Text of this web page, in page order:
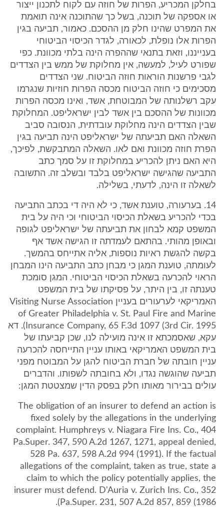
בחלקן המכריע, הפרות של חוזה עם לקוח לתכנון ייצור
או אספקה של תוכנה, בשל כך שהתוכנה אינה תואמת
את המפרט שהינו חלק מן ההסכם. כאמור, תביעה בגין
הפרות אלו נופלת, לכאורה, לגדר הכיסוי הביטוחי
בענייננו, וזאת בתנאי שההפרה הינה בלתי מכוונת. כפי
שפורט לעיל, למעשה, אין מחלוקת של ממש בין הצדדים
לגבי פרשנות הוראות חוזה הביטוח. שני הצדדים
מסכימים כי חוזה הביטוח מכסה הפרות חוזיות שנגרמו
עקב רשלנותה של המבוטחת, אשד, ואינו מכסה הפרות
מכוונות של ההסכם בין אשד לבין ישראליפט. המחלוקת
שבין הצדדים הינה מחלוקת עובדתית, הנסובה סביב
השאלה האם תביעתה של ישראליפט הינה תביעה בגין
הפרת חוזה מכוונת ואם לאו. השאלה המתבקשת, לפיכך,
היא האם ניתן להכריע במחלוקת זו על סמך כתב
התביעה שהגישה ישראליפט בלבד ובשלב זה. התשובה
לשאלה זו הינה, לדעתי, בשלילה.
14. בערעורה, טוענת אשד, כי לא היה די בכתב התביעה
בכדי להכריע בשאלת הכיסוי הביטוחי וכי היה על בית
המשפט קמא לבחון את תביעתה של ישראליפט לגופה
ובאופן מהותי. בהתאם לעמדתה זו הגישה אשד אף
בקשה להגשת ראיות נוספות, אליה אתייחס בהמשך.
לעומתה, טוענת המגן כי מבחן כתב התביעה הינו המבחן
הראוי להכרעה בשאלת הכיסוי הביטוחי. המגן סומכת
טענתה זו, בין היתר, על פסיקתו של בית המשפט
האמריקאי לערעורים בעניין Visiting Nurse Association
of Greater Philadelphia v. St. Paul Fire and Marine
Insurance Company, 65 F.3d 1097 (3rd Cir. 1995). דא
עקא, שאסמכתא זו אינה מועילה לנו, שכן קביעתו של
בית המשפט האמריקאי באותו עניין התייחסה להכרעה
עניין חובתה של חברת הביטוח להגן על המבוטח מפני
תביעה שהוגשה נגדו, ולא בחובתה לשפותו. והדברים
עולים בבירור מאותו חלק בפסק הדין שמצטטת המגן:
The obligation of an insurer to defend an action is
fixed solely by the allegations in the underlying
complaint. Humphreys v. Niagara Fire Ins. Co., 404
Pa.Super. 347, 590 A.2d 1267, 1271, appeal denied,
528 Pa. 637, 598 A.2d 994 (1991). If the factual
allegations of the complaint, taken as true, state a
claim to which the policy potentially applies, the
insurer must defend. D'Auria v. Zurich Ins. Co., 352
Pa.Super. 231, 507 A.2d 857, 859 (1986).